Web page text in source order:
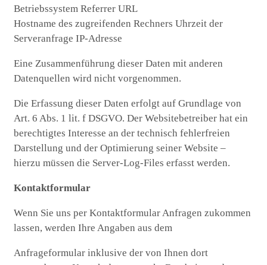
Betriebssystem Referrer URL
Hostname des zugreifenden Rechners Uhrzeit der
Serveranfrage IP-Adresse
Eine Zusammenführung dieser Daten mit anderen
Datenquellen wird nicht vorgenommen.
Die Erfassung dieser Daten erfolgt auf Grundlage von
Art. 6 Abs. 1 lit. f DSGVO. Der Websitebetreiber hat ein
berechtigtes Interesse an der technisch fehlerfreien
Darstellung und der Optimierung seiner Website –
hierzu müssen die Server-Log-Files erfasst werden.
Kontaktformular
Wenn Sie uns per Kontaktformular Anfragen zukommen
lassen, werden Ihre Angaben aus dem
Anfrageformular inklusive der von Ihnen dort